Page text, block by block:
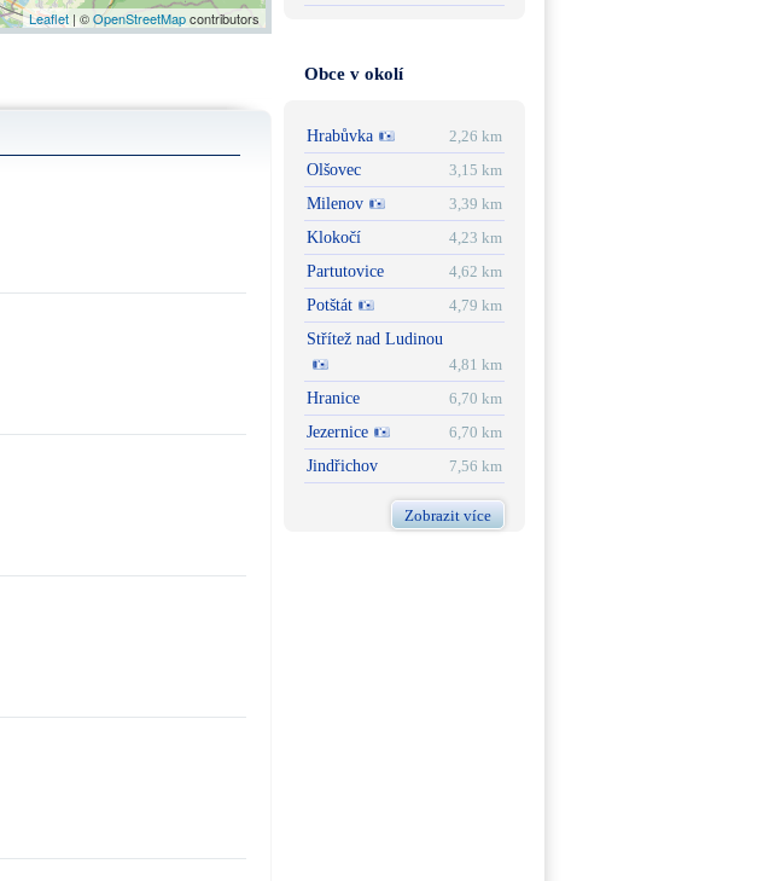
Leaflet | ©OpenStreetMapcontributors
Obce v okolí
Hrabůvka
2,26 km
Olšovec
3,15 km
Milenov
3,39 km
Klokočí
4,23 km
Partutovice
4,62 km
Potštát
4,79 km
Střítež nad Ludinou
4,81 km
Hranice
6,70 km
Jezernice
6,70 km
Jindřichov
7,56 km
Zobrazit více